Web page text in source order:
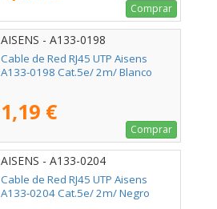
Comprar
AISENS - A133-0198
Cable de Red RJ45 UTP Aisens
A133-0198 Cat.5e/ 2m/ Blanco
1,19 €
Comprar
AISENS - A133-0204
Cable de Red RJ45 UTP Aisens
A133-0204 Cat.5e/ 2m/ Negro